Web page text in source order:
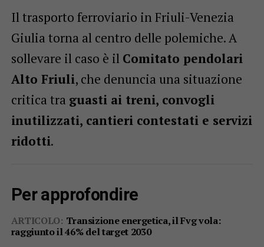
Il trasporto ferroviario in Friuli-Venezia
Giulia torna al centro delle polemiche. A
sollevare il caso è il Comitato pendolari
Alto Friuli, che denuncia una situazione
critica tra guasti ai treni, convogli
inutilizzati, cantieri contestati e servizi
ridotti.
Per approfondire
ARTICOLO: Transizione energetica, il Fvg vola:
raggiunto il 46% del target 2030